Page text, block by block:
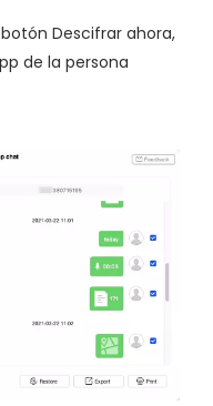
Descifrar ahora,
de la persona